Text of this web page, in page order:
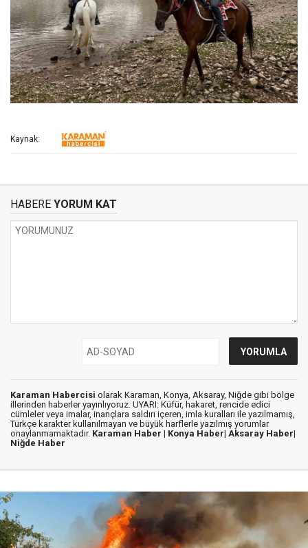
Kaynak:
HABERE YORUM KAT
Karaman Habercisi olarak Karaman, Konya, Aksaray, Niğde gibi bölge
illerinden haberler yayınlıyoruz. UYARI: Küfür, hakaret, rencide edici
cümleler veya imalar, inançlara saldırı içeren, imla kuralları ile yazılmamış,
Türkçe karakter kullanılmayan ve büyük harflerle yazılmış yorumlar
onaylanmamaktadır. Karaman Haber | Konya Haber| Aksaray Haber|
Niğde Haber